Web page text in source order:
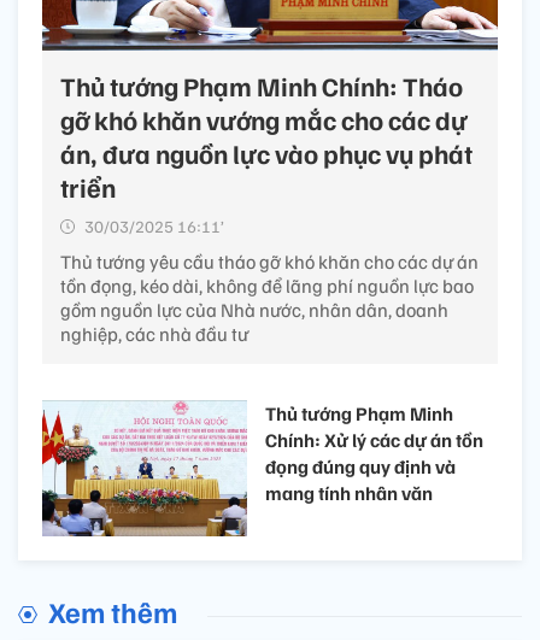
Thủ tướng Phạm Minh Chính: Tháo
gỡ khó khăn vướng mắc cho các dự
án, đưa nguồn lực vào phục vụ phát
triển
30/03/2025 16:11’
Thủ tướng yêu cầu tháo gỡ khó khăn cho các dự án
tồn đọng, kéo dài, không để lãng phí nguồn lực bao
gồm nguồn lực của Nhà nước, nhân dân, doanh
nghiệp, các nhà đầu tư
Thủ tướng Phạm Minh
Chính: Xử lý các dự án tồn
đọng đúng quy định và
mang tính nhân văn
Xem thêm